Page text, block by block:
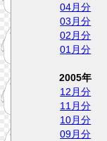
04月分
03月分
02月分
01月分
2005年
12月分
11月分
10月分
09月分